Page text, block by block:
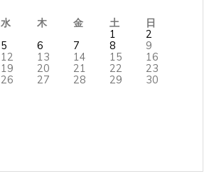
水 木 金 土
日
1
2
5 6 7 8
9
12 13 14 15
16
19 20 21 22
23
26 27 28 29
30